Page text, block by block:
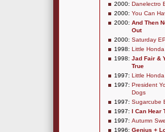
2000: Danelectro
2000: You Can
2000: And Then
Out
2000: Saturday EP
1998: Little
1998: Jad Fair &
True
1997: Little
1997: President
Dogs
1997: Sugarcube
1997: I Can Hear
1997: Autumn
1996: Genius +